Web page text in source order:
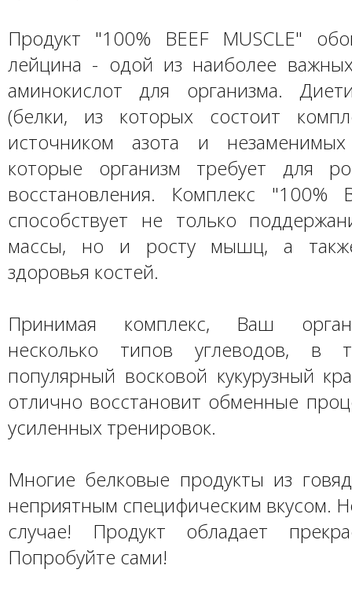
Продукт "100% BEEF MUSCLE"
лейцина - одой из наиболее
аминокислот для организма.
(белки, из которых состоит
источником азота и незаменимых
которые организм требует для
восстановления. Комплекс "100%
способствует не только
массы, но и росту мышц, а
здоровья костей.
Принимая комплекс, Ваш
несколько типов углеводов,
популярный восковой кукурузный
отлично восстановит обменные
усиленных тренировок.
Многие белковые продукты из
неприятным специфическим вкусом.
случае! Продукт обладает
Попробуйте сами!